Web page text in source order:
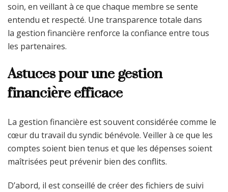
soin, en veillant à ce que chaque membre se sente
entendu et respecté. Une transparence totale dans
la gestion financière renforce la confiance entre tous
les partenaires.
Astuces pour une gestion
financière efficace
La gestion financière est souvent considérée comme le
cœur du travail du syndic bénévole. Veiller à ce que les
comptes soient bien tenus et que les dépenses soient
maîtrisées peut prévenir bien des conflits.
D’abord, il est conseillé de créer des fichiers de suivi